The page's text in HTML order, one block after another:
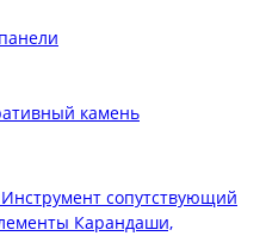
камень
Инструмент сопутствующий
Карандаши,